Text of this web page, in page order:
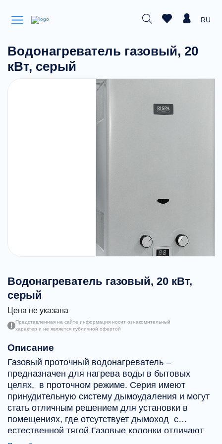
RU
Водонагреватель газовый, 20
кВт, серый
Водонагреватель газовый, 20 кВт,
серый
Цена не указана
Представленная на сайте информация носит ознакомительный
характер и не является публичной офертой
Описание
Газовый проточный водонагреватель –
предназначен для нагрева воды в бытовых
целях, в проточном режиме. Серия имеют
принудительную систему дымоудаления и могут
стать отличным решением для установки в
помещениях, где отсутствует дымоход с
естественной тягой.Газовые колонки отличают
от конкурентов следующим:- вентилятор для